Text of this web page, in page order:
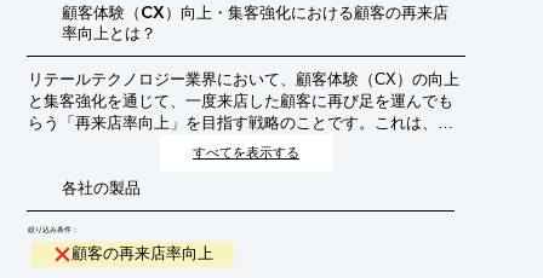
顧客体験（CX）向上・集客強化における顧客の再来店
率向上とは？
リテールテクノロジー業界において、顧客体験（CX）の向上
と集客強化を通じて、一度来店した顧客に再び足を運んでも
らう「再来店率向上」を目指す戦略のことです。これは、新
規顧客獲得コストの抑制と、LTV（顧客生涯価値）の最大化
すべてを表示する
各社の製品
絞り込み条件：
顧客の再来店率向上